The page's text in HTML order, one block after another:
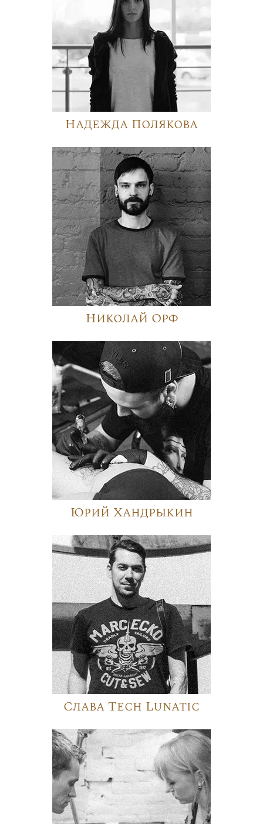
Надежда Полякова
Николай Орф
Юрий Хандрыкин
Слава Tech Lunatic